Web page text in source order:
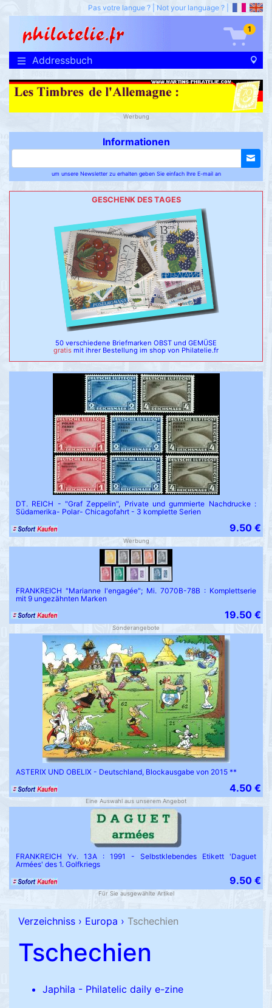
Pas votre langue ? Not your language ?
1
Addressbuch
Werbung
Informationen
um unsere Newsletter zu erhalten geben Sie einfach Ihre E-mail an
GESCHENK DES TAGES
50 verschiedene Briefmarken OBST und GEMÜSE
gratis mit ihrer Bestellung im shop von Philatelie.fr
DT. REICH - "Graf Zeppelin", Private und gummierte Nachdrucke :
Südamerika- Polar- Chicagofahrt - 3 komplette Serien
9.50 €
Werbung
FRANKREICH "Marianne l'engagée"; Mi. 7070B-78B : Komplettserie
mit 9 ungezähnten Marken
19.50 €
Sonderangebote
ASTERIX UND OBELIX - Deutschland, Blockausgabe von 2015 **
4.50 €
Eine Auswahl aus unserem Angebot
FRANKREICH Yv. 13A : 1991 - Selbstklebendes Etikett 'Daguet
Armées' des 1. Golfkriegs
9.50 €
Für Sie ausgewählte Artikel
Verzeichniss › Europa › Tschechien
Tschechien
Japhila - Philatelic daily e-zine